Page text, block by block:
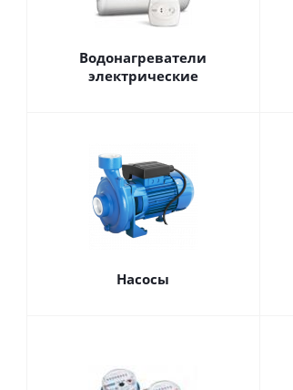
Водонагреватели
электрические
Насосы